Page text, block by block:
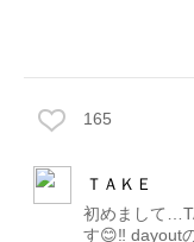
165
ＴＡＫＥ
初めまして
す😊‼️ dayout